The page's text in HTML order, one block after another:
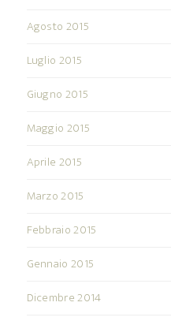
Agosto 2015
Luglio 2015
Giugno 2015
Maggio 2015
Aprile 2015
Marzo 2015
Febbraio 2015
Gennaio 2015
Dicembre 2014